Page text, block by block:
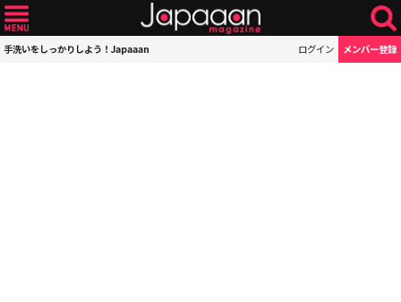
手洗いをしっかりしよう！Japaaan ログイン メンバー登録